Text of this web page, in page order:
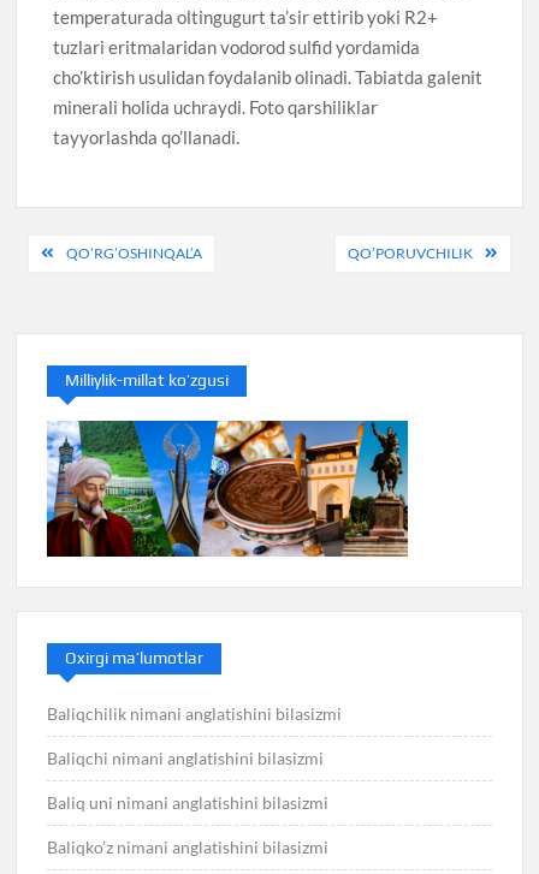
temperaturada oltingugurt ta’sir ettirib yoki R2+
tuzlari eritmalaridan vodorod sulfid yordamida
cho’ktirish usulidan foydalanib olinadi. Tabiatda galenit
minerali holida uchraydi. Foto qarshiliklar
tayyorlashda qo’llanadi.
PostQO’RG’OSHINQAL’A QO’PORUVCHILIK
Milliylik-millat ko’zgusi
Oxirgi ma’lumotlar
Baliqchilik nimani anglatishini bilasizmi
Baliqchi nimani anglatishini bilasizmi
Baliq uni nimani anglatishini bilasizmi
Baliqko’z nimani anglatishini bilasizmi